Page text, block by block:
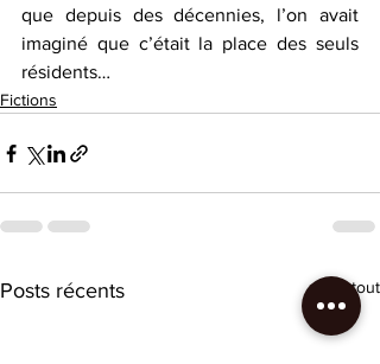
que depuis des décennies, l’on avait
imaginé que c’était la place des seuls
résidents…
Fictions
Posts récents Voir tout